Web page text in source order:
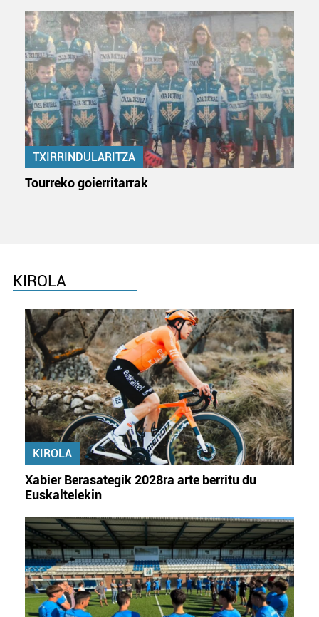
TXIRRINDULARITZA
Tourreko goierritarrak
KIROLA
KIROLA
Xabier Berasategik 2028ra arte berritu du
Euskaltelekin